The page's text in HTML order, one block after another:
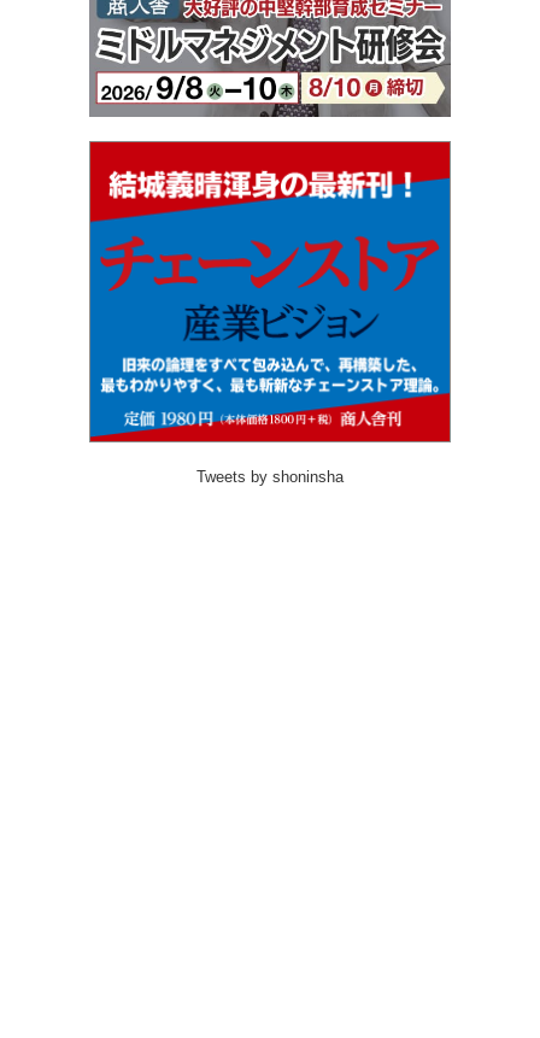
Tweets by shoninsha